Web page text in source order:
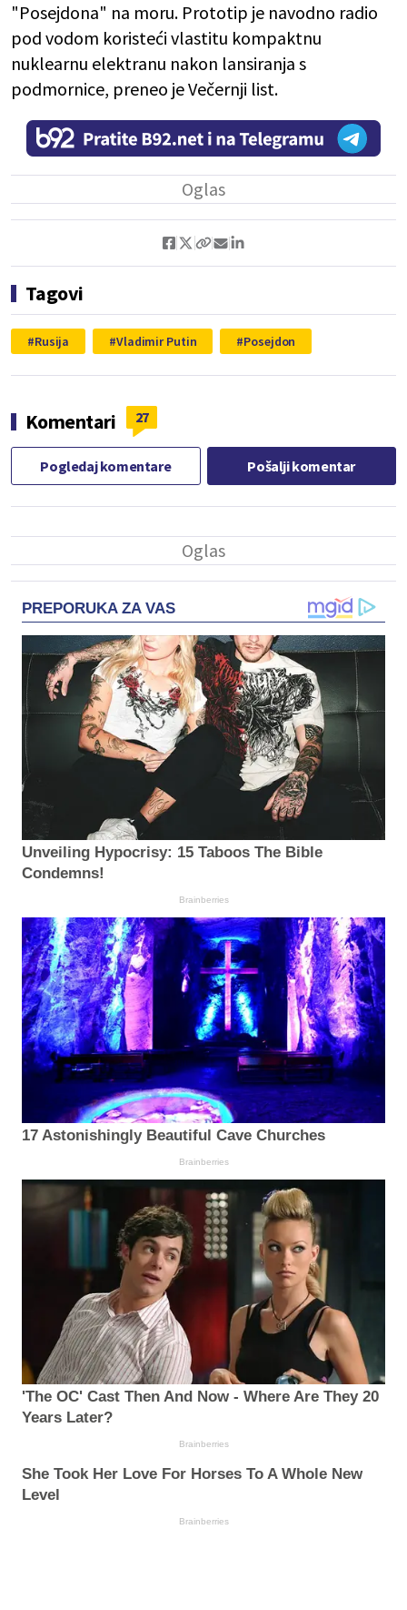
"Posejdona" na moru. Prototip je navodno radio
pod vodom koristeći vlastitu kompaktnu
nuklearnu elektranu nakon lansiranja s
podmornice, preneo je Večernji list.
Tagovi
Rusija Vladimir Putin Posejdon
Komentari 27
Pogledaj komentare Pošalji komentar
PREPORUKA ZA VAS
Unveiling Hypocrisy: 15 Taboos The Bible
Condemns!
Brainberries
17 Astonishingly Beautiful Cave Churches
Brainberries
'The OC' Cast Then And Now - Where Are They 20
Years Later?
Brainberries
She Took Her Love For Horses To A Whole New
Level
Brainberries